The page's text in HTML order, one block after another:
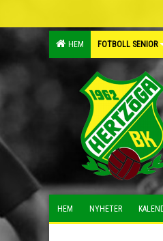
HEM FOTBOLL SENIOR
HEM NYHETER